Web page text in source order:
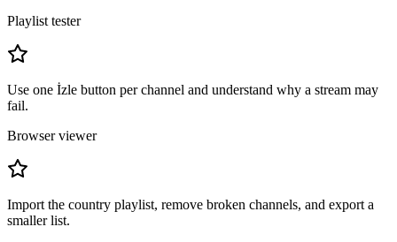
Playlist tester
Use one İzle button per channel and understand why a stream may
fail.
Browser viewer
Import the country playlist, remove broken channels, and export a
smaller list.